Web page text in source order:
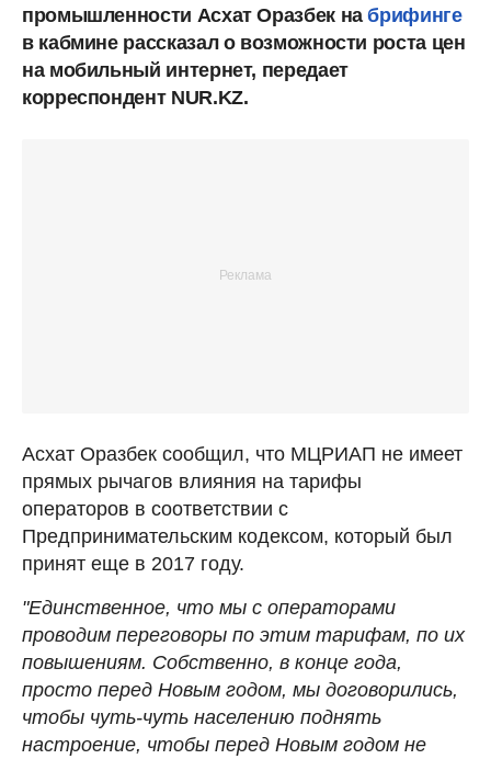
промышленности Асхат Оразбек набрифинге
в кабмине рассказал о возможности роста цен
на мобильный интернет, передает
корреспондент NUR.KZ.
Асхат Оразбек сообщил, что МЦРИАП не имеет
прямых рычагов влияния на тарифы
операторов в соответствии с
Предпринимательским кодексом, который был
принят еще в 2017 году.
"Единственное, что мы с операторами
проводим переговоры по этим тарифам, по их
повышениям. Собственно, в конце года,
просто перед Новым годом, мы договорились,
чтобы чуть-чуть населению поднять
настроение, чтобы перед Новым годом не